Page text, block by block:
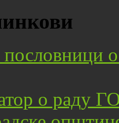
пословници
о раду